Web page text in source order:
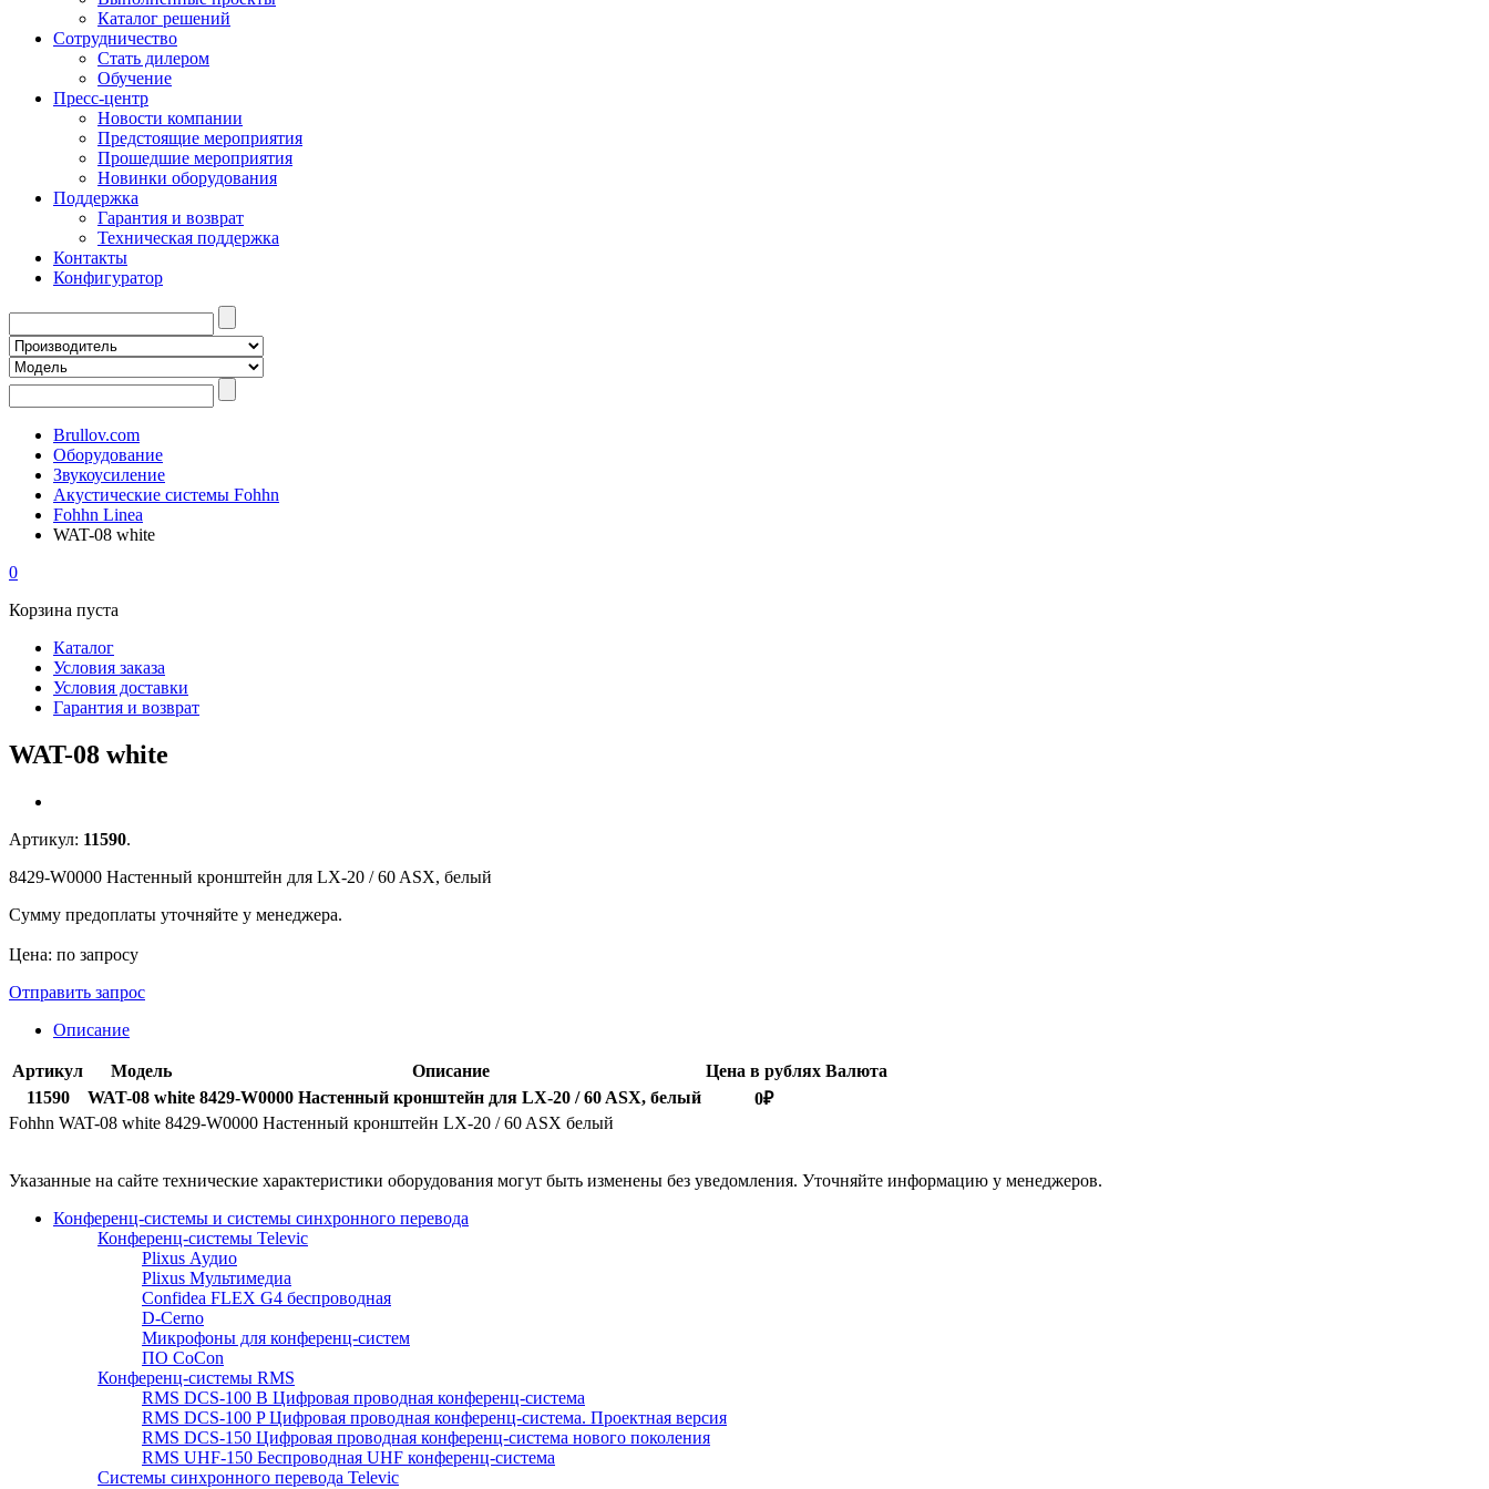
Каталог решений
Сотрудничество
Стать дилером
Обучение
Пресс-центр
Новости компании
Предстоящие мероприятия
Прошедшие мероприятия
Новинки оборудования
Поддержка
Гарантия и возврат
Техническая поддержка
Контакты
Конфигуратор
Brullov.com
Оборудование
Звукоусиление
Акустические системы Fohhn
Fohhn Linea
WAT-08 white
0
Корзина пуста
Каталог
Условия заказа
Условия доставки
Гарантия и возврат
WAT-08 white
Артикул: 11590.
8429-W0000 Настенный кронштейн для LX-20 / 60 ASX, белый
Сумму предоплаты уточняйте у менеджера.
Цена: по запросу
Отправить запрос
Описание
Артикул Модель Описание Цена в рублях Валюта
11590
WAT-08 white 8429-W0000 Настенный кронштейн для LX-20 / 60 ASX, белый 0₽
Fohhn WAT-08 white 8429-W0000 Настенный кронштейн LX-20 / 60 ASX белый
Указанные на сайте технические характеристики оборудования могут быть изменены без уведомления. Уточняйте информацию у менеджеров.
Конференц-системы и системы синхронного перевода
Конференц-системы Televic
Plixus Аудио
Plixus Мультимедиа
Confidea FLEX G4 беспроводная
D-Cerno
Микрофоны для конференц-систем
ПО CoCon
Конференц-системы RMS
RMS DCS-100 B Цифровая проводная конференц-система
RMS DCS-100 P Цифровая проводная конференц-система. Проектная версия
RMS DCS-150 Цифровая проводная конференц-система нового поколения
RMS UHF-150 Беспроводная UHF конференц-система
Системы синхронного перевода Televic